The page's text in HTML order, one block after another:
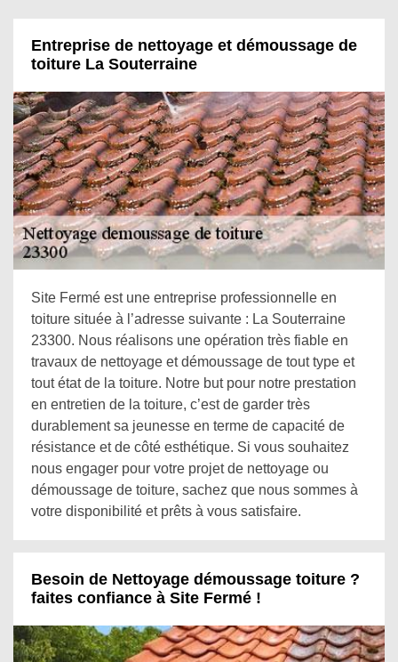
Entreprise de nettoyage et démoussage de
toiture La Souterraine
Site Fermé est une entreprise professionnelle en
toiture située à l’adresse suivante : La Souterraine
23300. Nous réalisons une opération très fiable en
travaux de nettoyage et démoussage de tout type et
tout état de la toiture. Notre but pour notre prestation
en entretien de la toiture, c’est de garder très
durablement sa jeunesse en terme de capacité de
résistance et de côté esthétique. Si vous souhaitez
nous engager pour votre projet de nettoyage ou
démoussage de toiture, sachez que nous sommes à
votre disponibilité et prêts à vous satisfaire.
Besoin de Nettoyage démoussage toiture ?
faites confiance à Site Fermé !